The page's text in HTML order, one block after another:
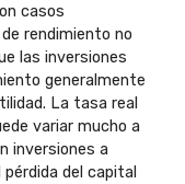
casos
rendimiento no
las inversiones
generalmente
La tasa real
variar mucho a
inversiones a
del capital